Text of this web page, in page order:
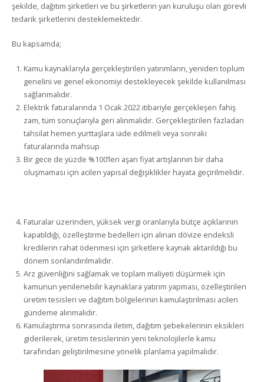
şekilde, dağıtım şirketleri ve bu şirketlerin yan kuruluşu olan görevli
tedarik şirketlerini desteklemektedir.
Bu kapsamda;
Kamu kaynaklarıyla gerçekleştirilen yatırımların, yeniden toplum
genelini ve genel ekonomiyi destekleyecek şekilde kullanılması
sağlanmalıdır.
Elektrik faturalarında 1 Ocak 2022 itibariyle gerçekleşen fahiş
zam, tüm sonuçlarıyla geri alınmalıdır. Gerçekleştirilen fazladan
tahsilat hemen yurttaşlara iade edilmeli veya sonraki
faturalarında mahsup
Bir gece de yüzde %100’leri aşan fiyat artışlarının bir daha
oluşmaması için acilen yapısal değişiklikler hayata geçirilmelidir.
Faturalar üzerinden, yüksek vergi oranlarıyla bütçe açıklarının
kapatıldığı, özelleştirme bedelleri için alınan dövize endeksli
kredilerin rahat ödenmesi için şirketlere kaynak aktarıldığı bu
dönem sonlandırılmalıdır.
Arz güvenliğini sağlamak ve toplam maliyeti düşürmek için
kamunun yenilenebilir kaynaklara yatırım yapması, özelleştirilen
üretim tesisleri ve dağıtım bölgelerinin kamulaştırılması acilen
gündeme alınmalıdır.
Kamulaştırma sonrasında iletim, dağıtım şebekelerinin eksikleri
giderilerek, üretim tesislerinin yeni teknolojilerle kamu
tarafından geliştirilmesine yönelik planlama yapılmalıdır.